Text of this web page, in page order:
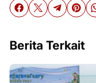
Berita Terkait